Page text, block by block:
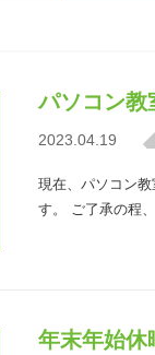
パソコン教
2023.04.19
現在、パソコン
す。 ご了承の程
年末年始休